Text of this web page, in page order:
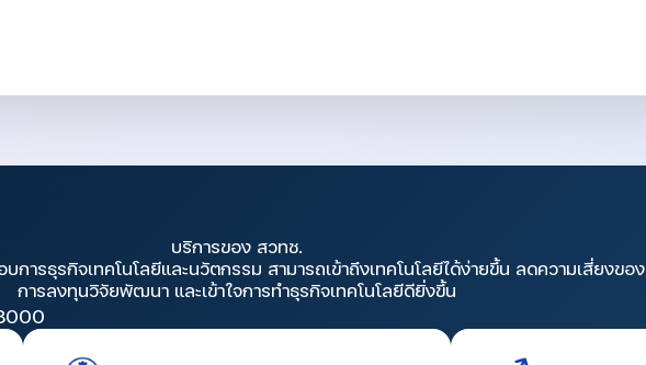
บริการของ สวทช.
ารธุรกิจเทคโนโลยีและนวัตกรรม สามารถเข้าถึงเทคโนโลยีได้ง่ายขึ้น ลดความเสี่ยงของ
การลงทุนวิจัยพัฒนา และเข้าใจการทำธุรกิจเทคโนโลยีดียิ่งขึ้น